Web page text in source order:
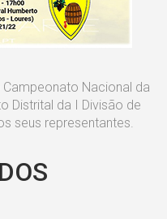
Nacional da
Distrital da I Divisão de
seus representantes.